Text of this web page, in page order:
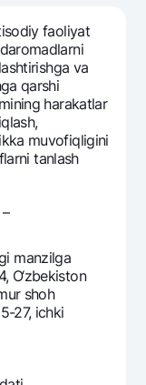
faoliyat
va
qarshi
harakatlar
muvofiqligini
tanlash
manzilga
O‘zbekiston
shoh
27, ichki